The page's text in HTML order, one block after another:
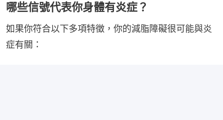
哪些信號代表你身體有炎症？
如果你符合以下多項特徵，你的減脂障礙很可能與炎
症有關：